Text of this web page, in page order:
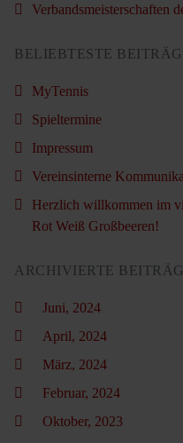
Verbandsmeisterschaften
BELIEBTESTE
MyTennis
Spieltermine
Impressum
Vereinsinterne
Herzlich willkommen im
Rot Weiß Großbeeren!
ARCHIVIERTE
Juni, 2024
April, 2024
März, 2024
Februar, 2024
Oktober, 2023